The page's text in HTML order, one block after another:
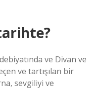
ve Divan ve
ve tartışılan bir
sevgiliyi ve